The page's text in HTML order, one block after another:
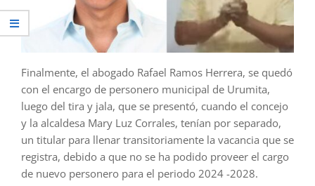
Finalmente, el abogado Rafael Ramos Herrera, se quedó
con el encargo de personero municipal de Urumita,
luego del tira y jala, que se presentó, cuando el concejo
y la alcaldesa Mary Luz Corrales, tenían por separado,
un titular para llenar transitoriamente la vacancia que se
registra, debido a que no se ha podido proveer el cargo
de nuevo personero para el periodo 2024 -2028.